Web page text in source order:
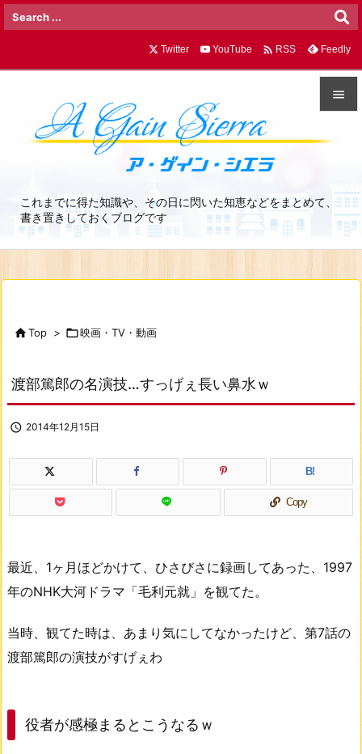

メニュ

前へ

Twitter YouTube  RSS Feedly
これまでに得た知識や、その日に閃いた知恵などをまとめて、
書き置きしておくブログです
Top > 映画・TV・動画
渡部篤郎の名演技…すっげぇ長い鼻水ｗ
 2014年12月15日
B!
Copy
最近、1ヶ月ほどかけて、ひさびさに録画してあった、1997
年のNHK大河ドラマ「毛利元就」を観てた。
当時、観てた時は、あまり気にしてなかったけど、第7話の
渡部篤郎の演技がすげぇわ
役者が感極まるとこうなるｗ